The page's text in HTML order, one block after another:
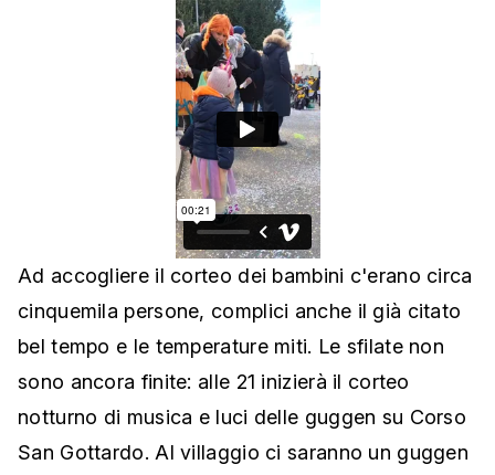
Ad accogliere il corteo dei bambini c'erano circa
cinquemila persone, complici anche il già citato
bel tempo e le temperature miti. Le sfilate non
sono ancora finite: alle 21 inizierà il corteo
notturno di musica e luci delle guggen su Corso
San Gottardo. Al villaggio ci saranno un guggen